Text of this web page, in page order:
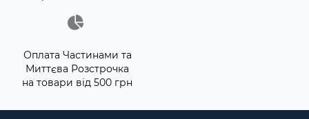
Оплата Частинами та
Миттєва Розстрочка
на товари від 500 грн